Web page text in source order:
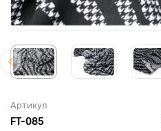
Артикул
FT-085